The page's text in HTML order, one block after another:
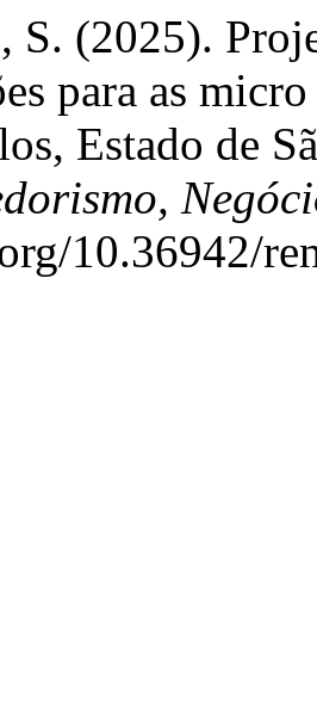
S. (2025).
para as micro
Estado de
10.36942/